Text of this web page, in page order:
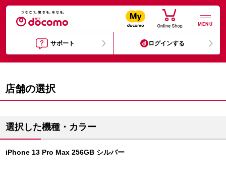
MENU
サポート ログインする
店舗の選択
選択した機種・カラー
iPhone 13 Pro Max 256GB シルバー